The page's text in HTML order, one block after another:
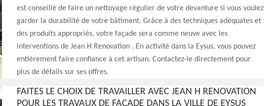
est conseillé de faire un nettoyage régulier de votre devanture si vous voulez
garder la durabilité de votre bâtiment. Grâce à des techniques adéquates et
des produits appropriés, votre façade sera comme neuve avec les
interventions de Jean H Renovation . En activité dans la Eysus, vous pouvez
entièrement faire confiance à cet artisan. Contactez-le directement pour
plus de détails sur ses offres.
FAITES LE CHOIX DE TRAVAILLER AVEC JEAN H RENOVATION
POUR LES TRAVAUX DE FAÇADE DANS LA VILLE DE EYSUS